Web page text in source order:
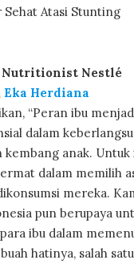
Sehat Atasi Stunting
Nutritionist Nestlé
Eka Herdiana
“Peran ibu
dalam
kembang anak. Untuk
dalam memilih
mereka.
pun berupaya
ibu dalam
hatinya, salah